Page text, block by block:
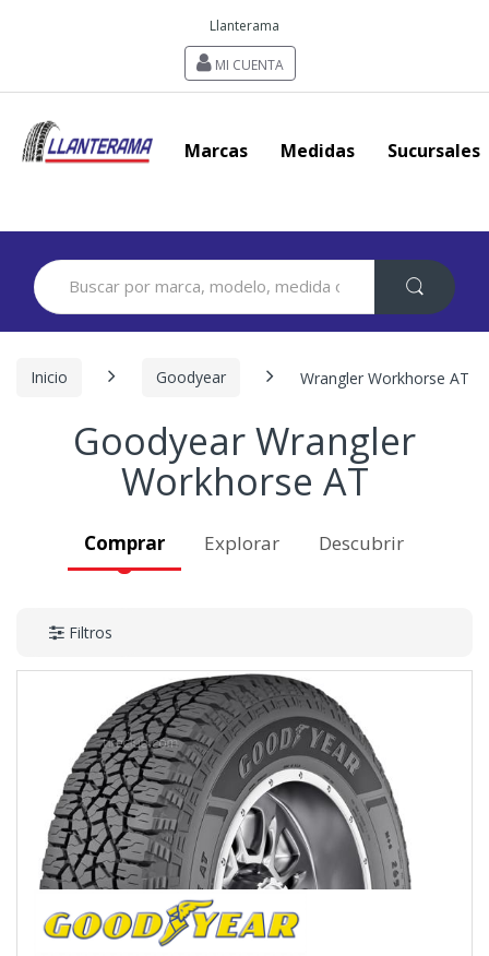
Llanterama
MI CUENTA
Marcas Medidas Sucursales
Search
for:
Inicio Goodyear Wrangler Workhorse AT
Goodyear Wrangler
Workhorse AT
Comprar Explorar Descubrir
Filtros